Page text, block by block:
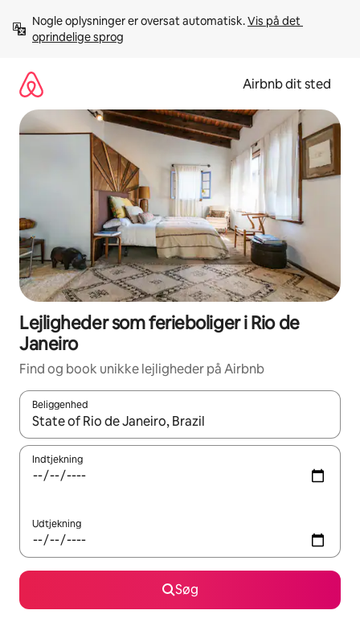
videre
Nogle oplysninger er oversat automatisk. Vis på det
oprindelige sprog
Airbnb dit sted
Lejligheder som ferieboliger i Rio de
Janeiro
Find og book unikke lejligheder på Airbnb
Beliggenhed
Når resultaterne er tilgængelige, skal du navigere med
Indtjekning
Udtjekning
Søg